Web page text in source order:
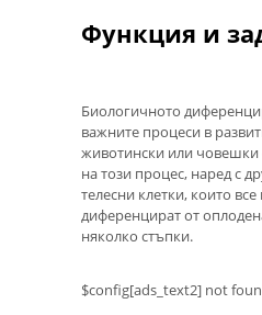
Функция и
Биологичното
важните процеси в
животински или
на този процес, наред с
телесни клетки, които
диференцират от
няколко стъпки.
$config[ads_text2] not